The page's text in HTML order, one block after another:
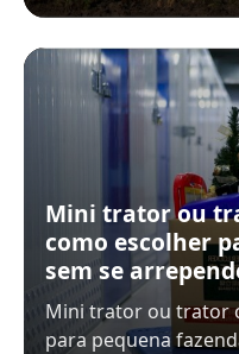
Mini trator ou
como escolher
sem se
Mini trator ou trator
para pequena